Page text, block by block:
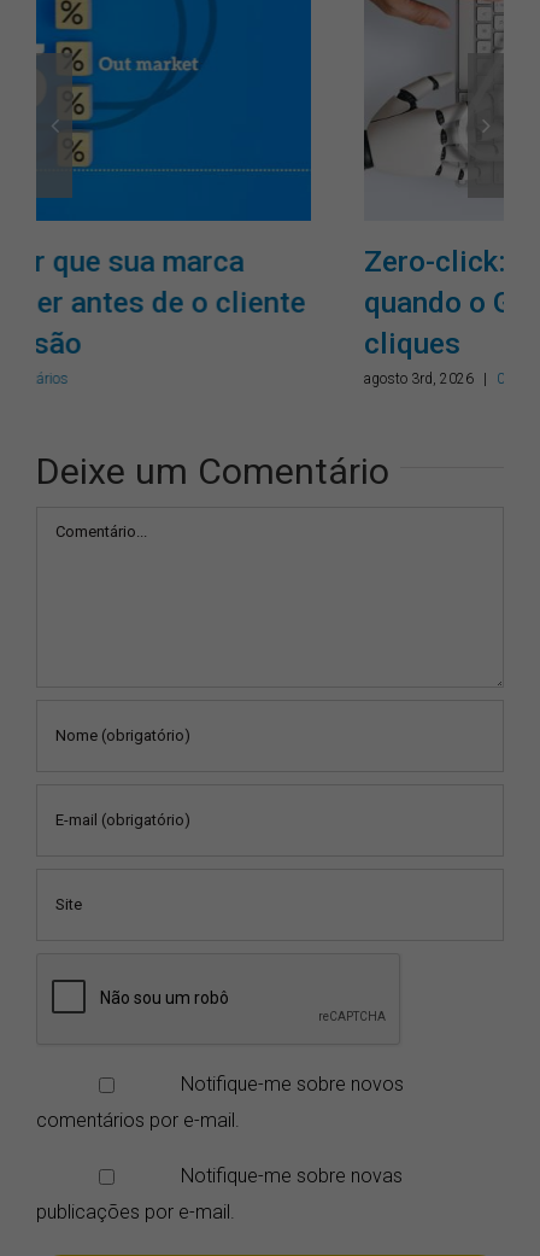
Zero-click: como gerar valor
quando o Google responde sem
cliques
agosto 3rd, 2026
Deixe um Comentário
Comentário
Notifique-me sobre novos
comentários por e-mail.
Notifique-me sobre novas
publicações por e-mail.